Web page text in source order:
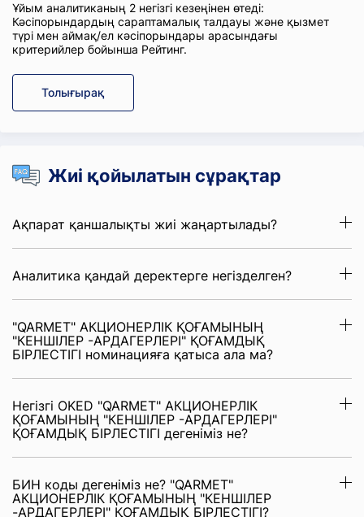
Ұйым аналитиканың 2 негізгі кезеңінен өтеді:
Кәсіпорындардың сараптамалық талдауы және қызмет
түрі мен аймақ/ел кәсіпорындары арасындағы
критерийлер бойынша Рейтинг.
Толығырақ
Жиі қойылатын сұрақтар
Ақпарат қаншалықты жиі жаңартылады?
Аналитика қандай деректерге негізделген?
"QARMET" АКЦИОНЕРЛІК ҚОҒАМЫНЫҢ
"КЕНШІЛЕР -АРДАГЕРЛЕРІ" ҚОҒАМДЫҚ
БІРЛЕСТІГІ номинацияға қатыса ала ма?
Негізгі OKED "QARMET" АКЦИОНЕРЛІК
ҚОҒАМЫНЫҢ "КЕНШІЛЕР -АРДАГЕРЛЕРІ"
ҚОҒАМДЫҚ БІРЛЕСТІГІ дегеніміз не?
БИН коды дегеніміз не? "QARMET"
АКЦИОНЕРЛІК ҚОҒАМЫНЫҢ "КЕНШІЛЕР
-АРДАГЕРЛЕРІ" ҚОҒАМДЫҚ БІРЛЕСТІГІ?